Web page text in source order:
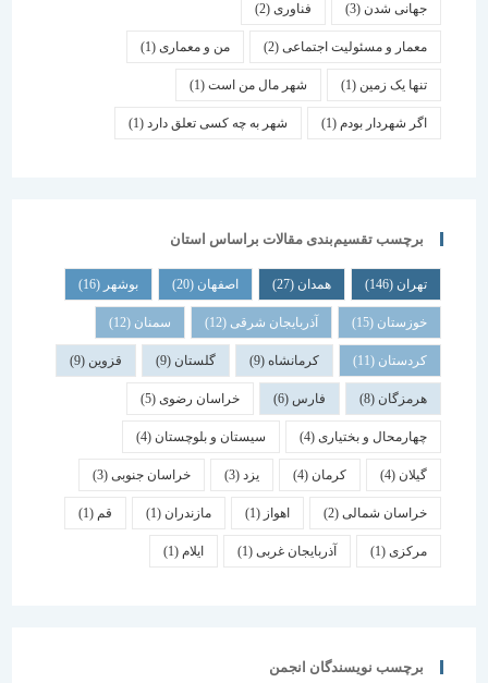
جهانی شدن(3) فناوری (2)
معمار و مسئولیت اجتماعی (2) من و معماری (1)
تنها یک زمین(1) شهر مال من است(1)
اگر شهردار بودم (1) شهر به چه کسی تعلق دارد(1)
برچسب تقسیم‌بندی مقالات براساس استان
همدان اصفهان (20) بوشهر
خوزستان(15) آذربایجان شرقی(12) سمنان (12)
کردستان(11) کرمانشاه(9) گلستان (9) قزوین
هرمزگان(8) فارس خراسان رضوی(5)
چهارمحال و بختیاری (4) سیستان و بلوچستان(4)
کرمان یزد خراسان جنوبی(3)
خراسان شمالی(2) اهواز مازندران(1) قم
(1) آذربایجان غربی(1) ایلام
برچسب نویسندگان انجمن